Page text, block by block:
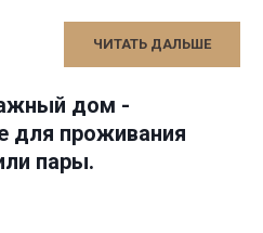
ЧИТАТЬ ДАЛЬШЕ
дом -
для проживания
пары.